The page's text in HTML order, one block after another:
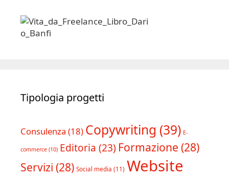
Tipologia progetti
Consulenza (18) Copywriting (39) E-
commerce (10) Editoria (23) Formazione (28)
Servizi (28) Social media (11) Website